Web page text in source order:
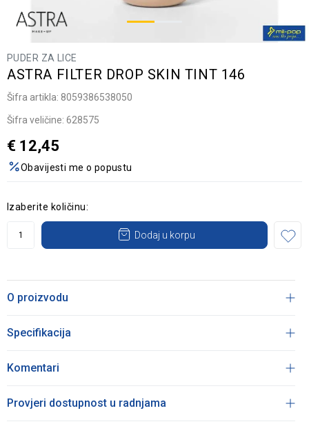
PUDER ZA LICE
ASTRA FILTER DROP SKIN TINT 146
Šifra artikla: 8059386538050
Šifra veličine: 628575
€ 12,45
Obavijesti me o popustu
Izaberite količinu:
Dodaj u korpu
O proizvodu
Specifikacija
Komentari
Provjeri dostupnost u radnjama